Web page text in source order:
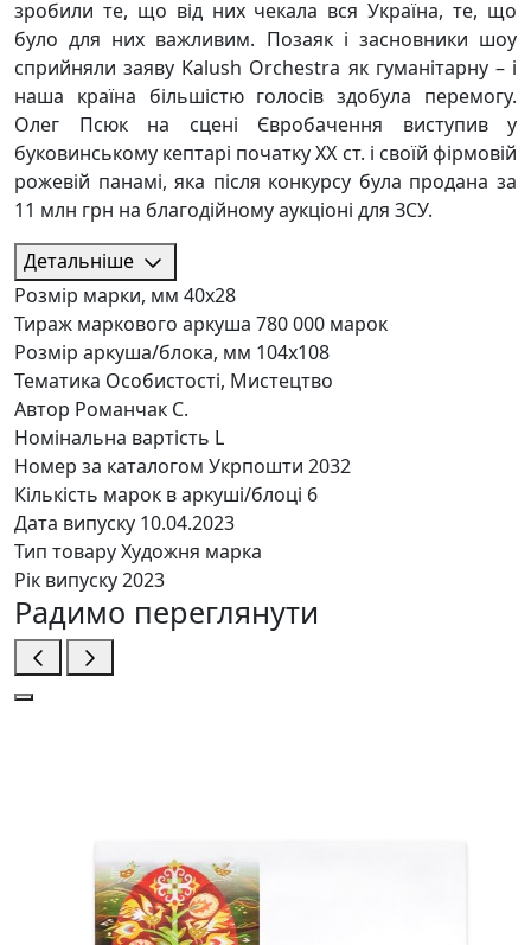
зробили те, що від них чекала вся Україна, те, що
було для них важливим. Позаяк і засновники шоу
сприйняли заяву Kalush Orchestra як гуманітарну – і
наша країна більшістю голосів здобула перемогу.
Олег Псюк на сцені Євробачення виступив у
буковинському кептарі початку ХХ ст. і своїй фірмовій
рожевій панамі, яка після конкурсу була продана за
11 млн грн на благодійному аукціоні для ЗСУ.
Детальніше
Розмір марки, мм 40х28
Тираж маркового аркуша 780 000 марок
Розмір аркуша/блока, мм 104х108
Тематика Особистості, Мистецтво
Автор Романчак С.
Номінальна вартість L
Номер за каталогом Укрпошти 2032
Кількість марок в аркуші/блоці 6
Дата випуску 10.04.2023
Тип товаруХудожня марка
Рік випуску2023
Радимо переглянути